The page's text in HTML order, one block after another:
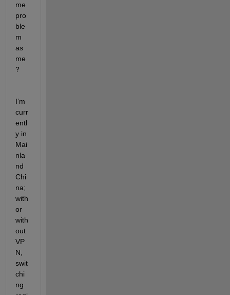
me
pro
ble
m
as
me
?
I’m
curr
entl
y in
Mai
nla
nd
Chi
na;
with
or
with
out
VP
N,
swit
chi
ng